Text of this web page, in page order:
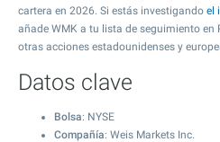
cartera en 2026. Si estás investigando el
añade WMK a tu lista de seguimiento en
otras acciones estadounidenses y
Datos clave
Bolsa: NYSE
Compañía: Weis Markets Inc.